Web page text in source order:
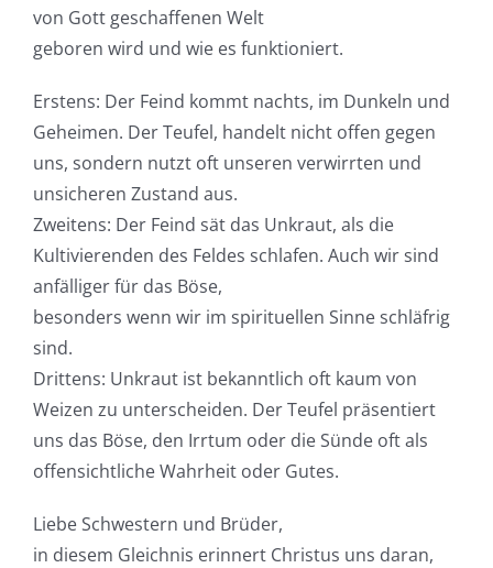
von Gott geschaffenen Welt
geboren wird und wie es funktioniert.
Erstens: Der Feind kommt nachts, im Dunkeln und
Geheimen. Der Teufel, handelt nicht offen gegen
uns, sondern nutzt oft unseren verwirrten und
unsicheren Zustand aus.
Zweitens: Der Feind sät das Unkraut, als die
Kultivierenden des Feldes schlafen. Auch wir sind
anfälliger für das Böse,
besonders wenn wir im spirituellen Sinne schläfrig
sind. ​
Drittens: Unkraut ist bekanntlich oft kaum von
Weizen zu unterscheiden. Der Teufel präsentiert
uns das Böse, den Irrtum oder die Sünde oft als
offensichtliche Wahrheit oder Gutes.
Liebe Schwestern und Brüder,
in diesem Gleichnis erinnert Christus uns daran,